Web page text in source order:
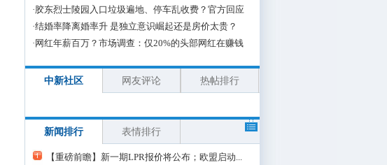
·胶东烈士陵园入口垃圾遍地、停车乱收费？官方回应
·结婚率降离婚率升 是独立意识崛起还是房价太贵？
· 网红年薪百万？市场调查：仅20%的头部网红在赚钱
中新社区 网友评论 热帖排行
新闻排行 表情排行
【重磅前瞻】新一期LPR报价将公布；欧盟启动...